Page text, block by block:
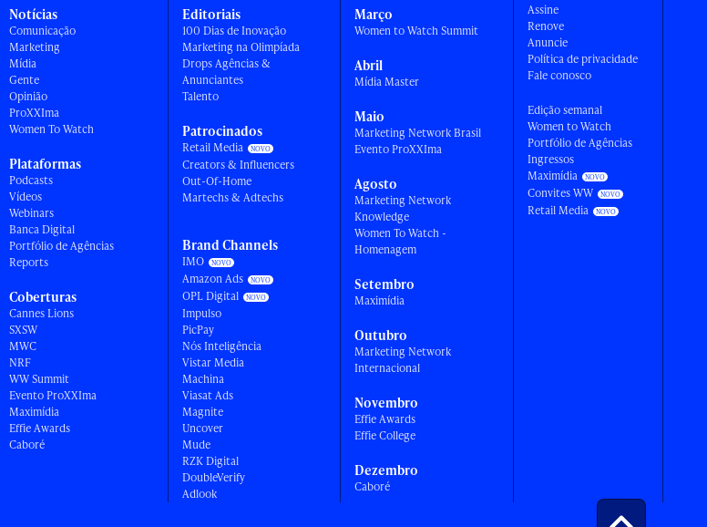
Notícias
Comunicação
Marketing
Mídia
Gente
Opinião
ProXXIma
Women To Watch
Plataformas
Podcasts
Vídeos
Webinars
Banca Digital
Portfólio de Agências
Reports
Coberturas
Cannes Lions
SXSW
MWC
NRF
WW Summit
Evento ProXXIma
Maximídia
Effie Awards
Caboré
Editoriais
100 Dias de Inovação
Marketing na Olimpíada
Drops Agências &
Anunciantes
Talento
Patrocinados
Retail Media
Creators & Influencers
Out-Of-Home
Martechs & Adtechs
Brand Channels
IMO
Amazon Ads
OPL Digital
Impulso
PicPay
Nós Inteligência
Vistar Media
Machina
Viasat Ads
Magnite
Uncover
Mude
RZK Digital
DoubleVerify
Adlook
Março
Women to Watch Summit
Abril
Mídia Master
Maio
Marketing Network Brasil
Evento ProXXIma
Agosto
Marketing Network
Knowledge
Women To Watch -
Homenagem
Setembro
Maximídia
Outubro
Marketing Network
Internacional
Novembro
Effie Awards
Effie College
Dezembro
Caboré
Assine
Renove
Anuncie
Política de privacidade
Fale conosco
Edição semanal
Women to Watch
Portfólio de Agências
Ingressos
Maximídia
Convites WW
Retail Media